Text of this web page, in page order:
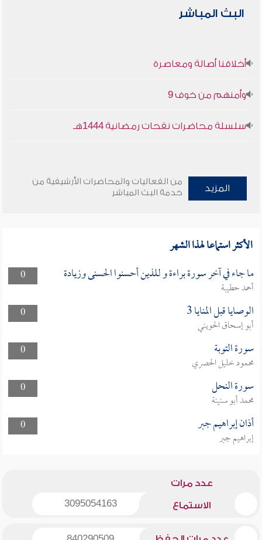
البث المباشر
أخلاقنا أصالة ومعاصرة
وأمنهم من خوف 9
سلسلة محاضرات نفحات رمضانية 1444هـ
المزيد
من الفعاليات والمحاضرات الأرشيفية من
خدمة البث المباشر
الأكثر استماعا لهذا الشهر
0 ما جاء في آخر سورة براءة و للذين أحسنوا الحسنى وزيادة
أحمد حطيبة
0
الوصايا قبل المنايا 3
أبو إسحاق الحويني
0
سورة التوبة
محمود خليل الحصري
0
سورة النحل
محمد أبو سنينة
0
أذان إبراهيم جبر
إبراهيم جبر
عدد مرات
الاستماع 3095054163